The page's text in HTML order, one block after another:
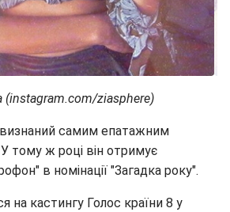
(instagram.com/ziasphere)
самим епатажним
тому ж році він отримує
в номінації "Загадка року".
на кастингу Голос країни 8 у